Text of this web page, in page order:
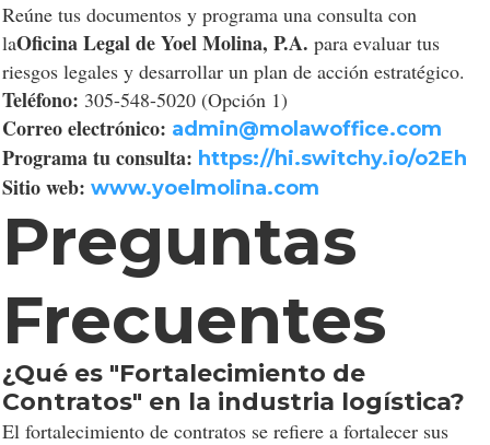
Reúne tus documentos y programa una consulta con
laOficina Legal de Yoel Molina, P.A. para evaluar tus
riesgos legales y desarrollar un plan de acción estratégico.
Teléfono: 305-548-5020 (Opción 1)
Correo electrónico: admin@molawoffice.com
Programa tu consulta: https://hi.switchy.io/o2Eh
Sitio web: www.yoelmolina.com
Preguntas
Frecuentes
¿Qué es "Fortalecimiento de
Contratos" en la industria logística?
El fortalecimiento de contratos se refiere a fortalecer sus